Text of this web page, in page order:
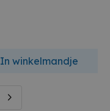
In winkelmandje